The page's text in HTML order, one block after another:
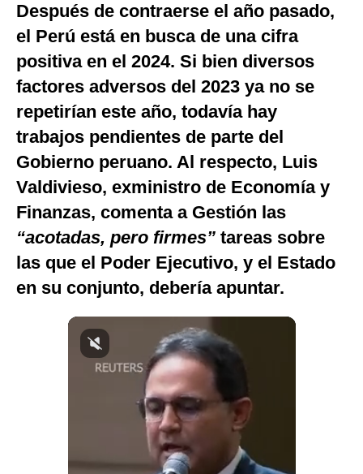
España
Internacional
Tecnología
Club del Suscriptor
Mix
G de Gestión
Notas Contratadas
Gestión TV
Después de contraerse el año pasado,
el Perú está en busca de una cifra
positiva en el 2024. Si bien diversos
factores adversos del 2023 ya no se
repetirían este año, todavía hay
trabajos pendientes de parte del
Gobierno peruano. Al respecto, Luis
Valdivieso, exministro de Economía y
Finanzas, comenta a Gestión las
“acotadas, pero firmes” tareas sobre
las que el Poder Ejecutivo, y el Estado
en su conjunto, debería apuntar.